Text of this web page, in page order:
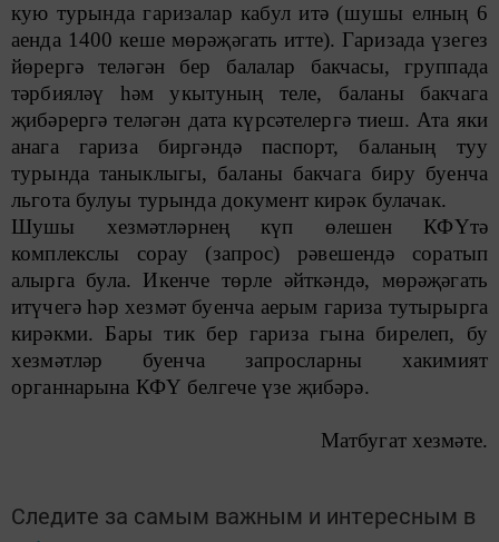
кую турында гаризалар кабул итә (шушы елның 6
аенда 1400 кеше мөрәҗәгать итте). Гаризада үзегез
йөрергә теләгән бер балалар бакчасы, группада
тәрбияләү һәм укытуның теле, баланы бакчага
җибәрергә теләгән дата күрсәтелергә тиеш. Ата яки
анага гариза биргәндә паспорт, баланың туу
турында таныклыгы, баланы бакчага биру буенча
льгота булуы турында документ кирәк булачак.
Шушы хезмәтләрнең күп өлешен КФҮтә
комплекслы сорау (запрос) рәвешендә соратып
алырга була. Икенче төрле әйткәндә, мөрәҗәгать
итүчегә һәр хезмәт буенча аерым гариза тутырырга
кирәкми. Бары тик бер гариза гына бирелеп, бу
хезмәтләр буенча запросларны хакимият
органнарына КФҮ белгече үзе җибәрә.
Матбугат хезмәте.
Следите за самым важным и интересным в